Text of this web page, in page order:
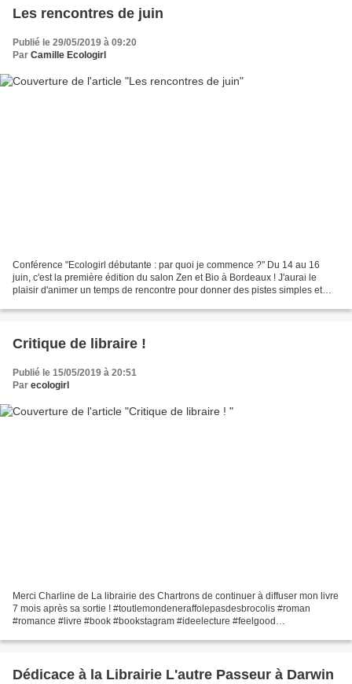
Les rencontres de juin
Publié le 29/05/2019 à 09:20
Par Camille Ecologirl
Conférence "Ecologirl débutante : par quoi je commence ?" Du 14 au 16
juin, c'est la première édition du salon Zen et Bio à Bordeaux ! J'aurai le
plaisir d'animer un temps de rencontre pour donner des pistes simples et
Critique de libraire !
Publié le 15/05/2019 à 20:51
Par ecologirl
Merci Charline de La librairie des Chartrons de continuer à diffuser mon livre
7 mois après sa sortie ! #toutlemondeneraffolepasdesbrocolis #roman
#romance #livre #book #bookstagram #ideelecture #feelgood
Dédicace à la Librairie L'autre Passeur à Darwin